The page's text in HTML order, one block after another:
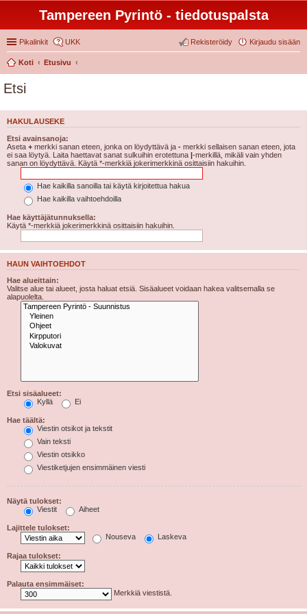
Tampereen Pyrintö - tiedotuspalsta
Pikalinkit UKK Kirjaudu sisään
Rekisteröidy
Koti Etusivu
Etsi
HAKULAUSEKE
Etsi avainsanoja:
Aseta + merkki sanan eteen, jonka on löydyttävä ja - merkki sellaisen sanan eteen, jota
ei saa löytyä. Laita haettavat sanat sulkuihin erotettuna |-merkillä, mikäli vain yhden
sanan on löydyttävä. Käytä *-merkkiä jokerimerkkinä osittaisiin hakuihin.
Hae kaikilla sanoilla tai käytä kirjoitettua hakua
Hae kaikilla vaihtoehdoilla
Hae käyttäjätunnuksella:
Käytä *-merkkiä jokerimerkkinä osittaisiin hakuihin.
HAUN VAIHTOEHDOT
Hae alueittain:
Valitse alue tai alueet, josta haluat etsiä. Sisäalueet voidaan hakea valitsemalla se
alapuolelta.
Etsi sisäalueet:
Kyllä
Ei
Hae täältä:
Viestin otsikot ja tekstit
Vain teksti
Viestin otsikko
Viestiketjujen ensimmäinen viesti
Näytä tulokset:
Viestit
Aiheet
Lajittele tulokset:
Nouseva
Laskeva
Rajaa tulokset:
Palauta ensimmäiset:
Merkkiä viestistä.